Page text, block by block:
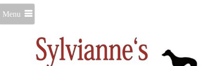
Menu